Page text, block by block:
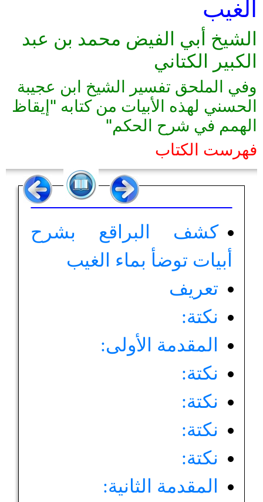
الغيب
الشيخ أبي الفيض محمد بن عبد
الكبير الكتاني
وفي الملحق تفسير الشيخ ابن عجيبة
الحسني لهذه الأبيات من كتابه "إيقاظ
الهمم في شرح الحكم"
فهرست الكتاب
كشف البراقع بشرح
أبيات توضأ بماء الغيب
تعريف
نكتة:
المقدمة الأولى:
نكتة:
نكتة:
نكتة:
نكتة:
المقدمة الثانية: